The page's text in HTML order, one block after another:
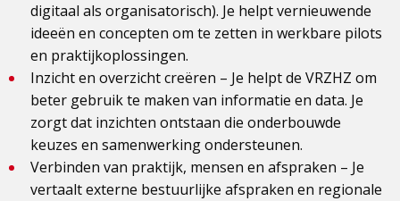
digitaal als organisatorisch). Je helpt vernieuwende
ideeën en concepten om te zetten in werkbare pilots
en praktijkoplossingen.
Inzicht en overzicht creëren – Je helpt de VRZHZ om
beter gebruik te maken van informatie en data. Je
zorgt dat inzichten ontstaan die onderbouwde
keuzes en samenwerking ondersteunen.
Verbinden van praktijk, mensen en afspraken – Je
vertaalt externe bestuurlijke afspraken en regionale